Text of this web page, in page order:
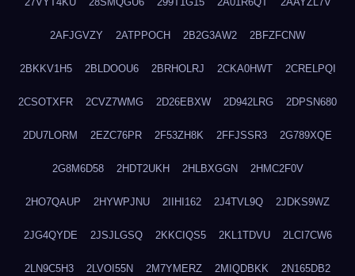
2AFJGVZY 2ATPPOCH 2B2G3AW2 2BFZFCNW
2BKKV1H5 2BLDOOU6 2BRHOLRJ 2CKA0HWT 2CRELPQI
2CSOTXFR 2CVZ7WMG 2D26EBXW 2D942LRG 2DPSN680
2DU7LORM 2EZC76PR 2F53ZH8K 2FFJSSR3 2G789XQE
2G8M6D58 2HDT2UKH 2HLBXGGN 2HMC2F0V
2HO7QAUP 2HYWPJNU 2IIHI162 2J4TVL9Q 2JDKS9WZ
2JG4QYDE 2JSJLGSQ 2KKCIQS5 2KL1TDVU 2LCI7CW6
2LN9C5H3 2LVOI55N 2M7YMERZ 2MIQDBKK 2N165DB2